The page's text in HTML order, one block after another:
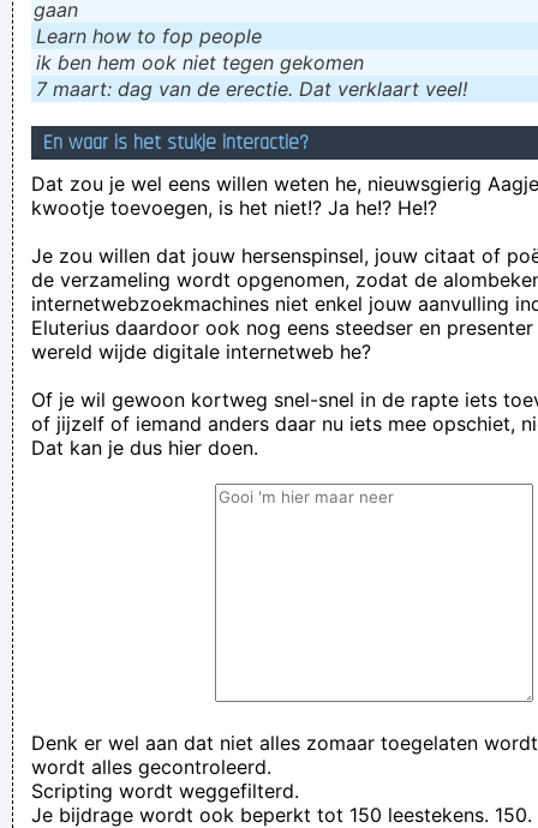
gaan
Learn how to fop people
ik ɓen hem ook niet tegen gekomen
7 maart: dag van de erectie. Dat verklaart veel!
En waar is het stukje interactie?
Dat zou je wel eens willen weten he, nieuwsgierig
kwootje toevoegen, is het niet!? Ja he!? He!?
Je zou willen dat jouw hersenspinsel, jouw citaat of
de verzameling wordt opgenomen, zodat de
internetwebzoekmachines niet enkel jouw aanvulling
Eluterius daardoor ook nog eens steedser en
wereld wijde digitale internetweb he?
Of je wil gewoon kortweg snel-snel in de rapte iets
of jijzelf of iemand anders daar nu iets mee opschiet,
Dat kan je dus hier doen.
Denk er wel aan dat niet alles zomaar toegelaten
wordt alles gecontroleerd.
Scripting wordt weggefilterd.
Je bijdrage wordt ook beperkt tot 150 leestekens. 150.